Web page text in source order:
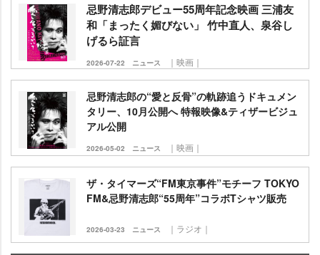
忌野清志郎デビュー55周年記念映画 三浦友
和「まったく媚びない」 竹中直人、泉谷し
げるら証言
2026-07-22 ニュース ｜映画｜
忌野清志郎の“愛と反骨”の軌跡追うドキュメン
タリー、10月公開へ 特報映像&ティザービジュ
アル公開
2026-05-02 ニュース ｜映画｜
ザ・タイマーズ“FM東京事件”モチーフ TOKYO
FM&忌野清志郎“55周年”コラボTシャツ販売
2026-03-23 ニュース ｜ラジオ｜